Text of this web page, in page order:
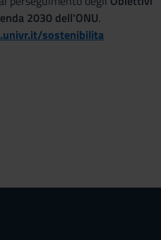
2030 dell'ONU.
sostenibilita